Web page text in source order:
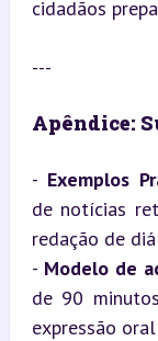
cidadãos
---
Apêndice:
- Exemplos
de notícias
redação de
- Modelo de
de 90
expressão